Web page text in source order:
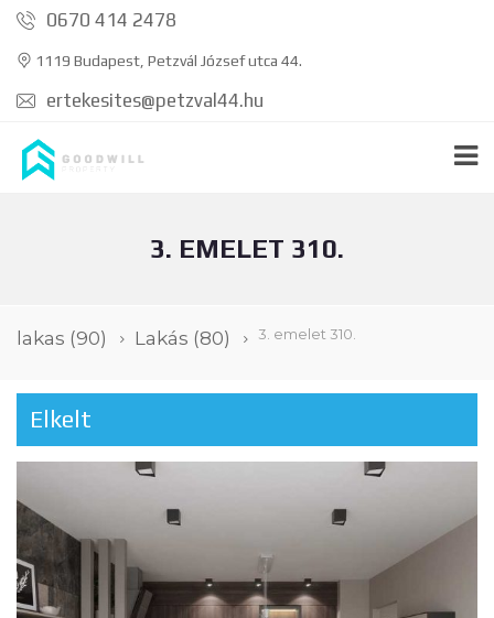
0670 414 2478
1119 Budapest, Petzvál József utca 44.
ertekesites@petzval44.hu
3. EMELET 310.
lakas (90) Lakás (80) 3. emelet 310.
Elkelt